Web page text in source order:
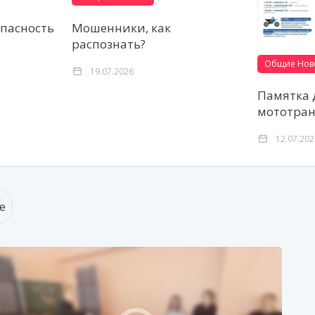
Мошенники, как
распознать?
19.07.2026
Общие
Памятка